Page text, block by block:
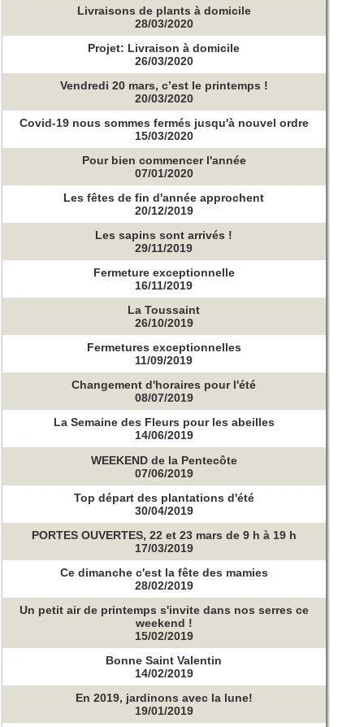
Livraisons de plants à domicile
28/03/2020
Projet: Livraison à domicile
26/03/2020
Vendredi 20 mars, c’est le printemps !
20/03/2020
Covid-19 nous sommes fermés jusqu'à nouvel ordre
15/03/2020
Pour bien commencer l'année
07/01/2020
Les fêtes de fin d'année approchent
20/12/2019
Les sapins sont arrivés !
29/11/2019
Fermeture exceptionnelle
16/11/2019
La Toussaint
26/10/2019
Fermetures exceptionnelles
11/09/2019
Changement d'horaires pour l'été
08/07/2019
La Semaine des Fleurs pour les abeilles
14/06/2019
WEEKEND de la Pentecôte
07/06/2019
Top départ des plantations d'été
30/04/2019
PORTES OUVERTES, 22 et 23 mars de 9 h à 19 h
17/03/2019
Ce dimanche c'est la fête des mamies
28/02/2019
Un petit air de printemps s'invite dans nos serres ce
weekend !
15/02/2019
Bonne Saint Valentin
14/02/2019
En 2019, jardinons avec la lune!
19/01/2019